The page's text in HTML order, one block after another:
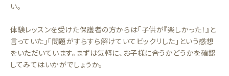
い。
体験レッスンを受けた保護者の方からは「子供が『楽しかった！』と
言っていた」「問題がすらすら解けていてビックリした」という感想
をいただいています。まずは気軽に、お子様に合うかどうかを確認
してみてはいかがでしょうか。